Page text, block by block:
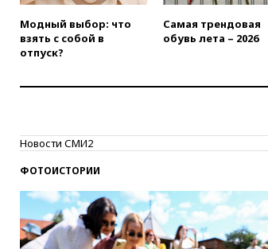
Модный выбор: что
взять с собой в
отпуск?
Самая трендовая
обувь лета – 2026
Новости СМИ2
ФОТОИСТОРИИ